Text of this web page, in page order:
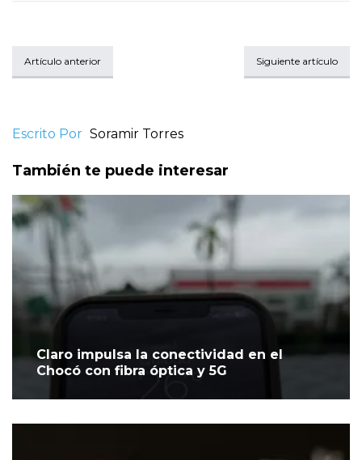
Artículo anterior Siguiente artículo
Escrito Por Soramir Torres
También te puede interesar
Claro impulsa la conectividad en el
Chocó con fibra óptica y 5G